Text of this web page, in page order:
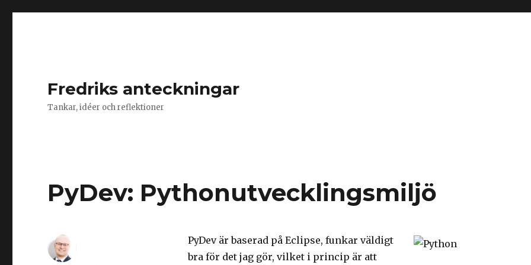
Fredriks anteckningar
Tankar, idéer och reflektioner
PyDev: Pythonutvecklingsmiljö
PyDev är baserad på Eclipse, funkar väldigt
bra för det jag gör, vilket i princip är att